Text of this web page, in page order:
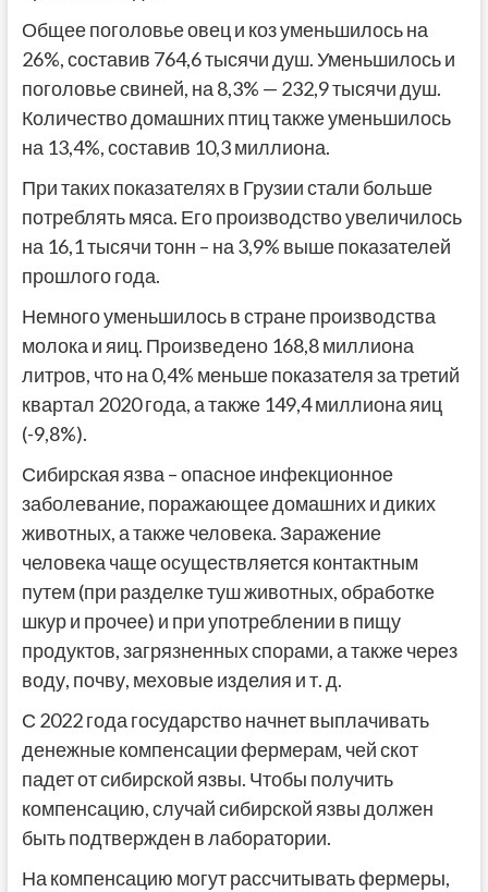
Общее поголовье овец и коз уменьшилось на
26%, составив 764,6 тысячи душ. Уменьшилось и
поголовье свиней, на 8,3% — 232,9 тысячи душ.
Количество домашних птиц также уменьшилось
на 13,4%, составив 10,3 миллиона.
При таких показателях в Грузии стали больше
потреблять мяса. Его производство увеличилось
на 16,1 тысячи тонн – на 3,9% выше показателей
прошлого года.
Немного уменьшилось в стране производства
молока и яиц. Произведено 168,8 миллиона
литров, что на 0,4% меньше показателя за третий
квартал 2020 года, а также 149,4 миллиона яиц
(-9,8%).
Сибирская язва – опасное инфекционное
заболевание, поражающее домашних и диких
животных, а также человека. Заражение
человека чаще осуществляется контактным
путем (при разделке туш животных, обработке
шкур и прочее) и при употреблении в пищу
продуктов, загрязненных спорами, а также через
воду, почву, меховые изделия и т. д.
С 2022 года государство начнет выплачивать
денежные компенсации фермерам, чей скот
падет от сибирской язвы. Чтобы получить
компенсацию, случай сибирской язвы должен
быть подтвержден в лаборатории.
На компенсацию могут рассчитывать фермеры,